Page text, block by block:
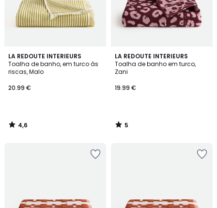
LA REDOUTE INTERIEURS
Toalha de banho, em turco às
riscas, Malo
20.99 €
4,6
/ 5
4,6
/
LA REDOUTE INTERIEURS
Toalha de banho em turco,
Zani
19.99 €
5
/
5
5
/